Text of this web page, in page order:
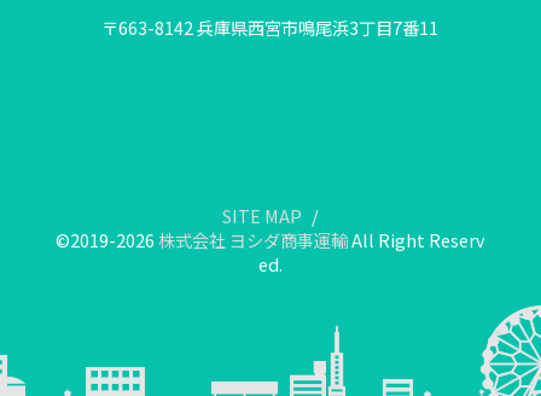
〒663-8142 兵庫県西宮市鳴尾浜3丁目7番11
SITE MAP
©2019-2026株式会社 ヨシダ商事運輸All Right Reserv
ed.